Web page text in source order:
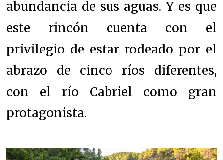
abundancia de sus aguas. Y es que
este rincón cuenta con el
privilegio de estar rodeado por el
abrazo de cinco ríos diferentes,
con el río Cabriel como gran
protagonista.